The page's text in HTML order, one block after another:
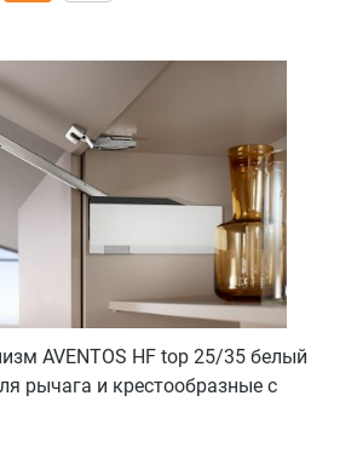
AVENTOS HF top 25/35 белый
рычага и крестообразные с